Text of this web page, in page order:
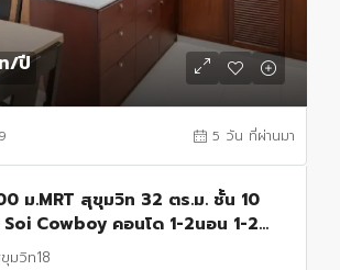
/ปี
5 วัน ที่ผ่านมา
ม.MRT สุขุมวิท 32 ตร.ม. ชั้น 10
Cowboy คอนโด 1-2นอน 1-2น้ำ
โศก 400 ม.
มวิท18